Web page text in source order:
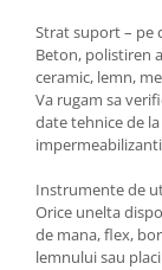
Strat suport – pe
Beton, polistiren
ceramic, lemn,
Va rugam sa
date tehnice de
Instrumente de
Orice unelta
de mana, flex,
lemnului sau